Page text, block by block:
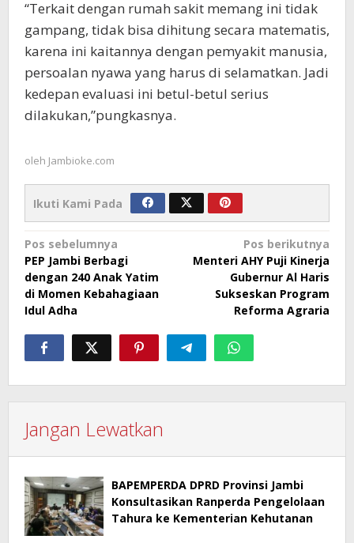
“Terkait dengan rumah sakit memang ini tidak
gampang, tidak bisa dihitung secara matematis,
karena ini kaitannya dengan pemyakit manusia,
persoalan nyawa yang harus di selamatkan. Jadi
kedepan evaluasi ini betul-betul serius
dilakukan,”pungkasnya.
oleh Jambioke.com
Ikuti Kami Pada
Navigasi
pos
Pos sebelumnya
PEP Jambi Berbagi
dengan 240 Anak Yatim
di Momen Kebahagiaan
Idul Adha
Pos berikutnya
Menteri AHY Puji Kinerja
Gubernur Al Haris
Sukseskan Program
Reforma Agraria
Jangan Lewatkan
BAPEMPERDA DPRD Provinsi Jambi
Konsultasikan Ranperda Pengelolaan
Tahura ke Kementerian Kehutanan